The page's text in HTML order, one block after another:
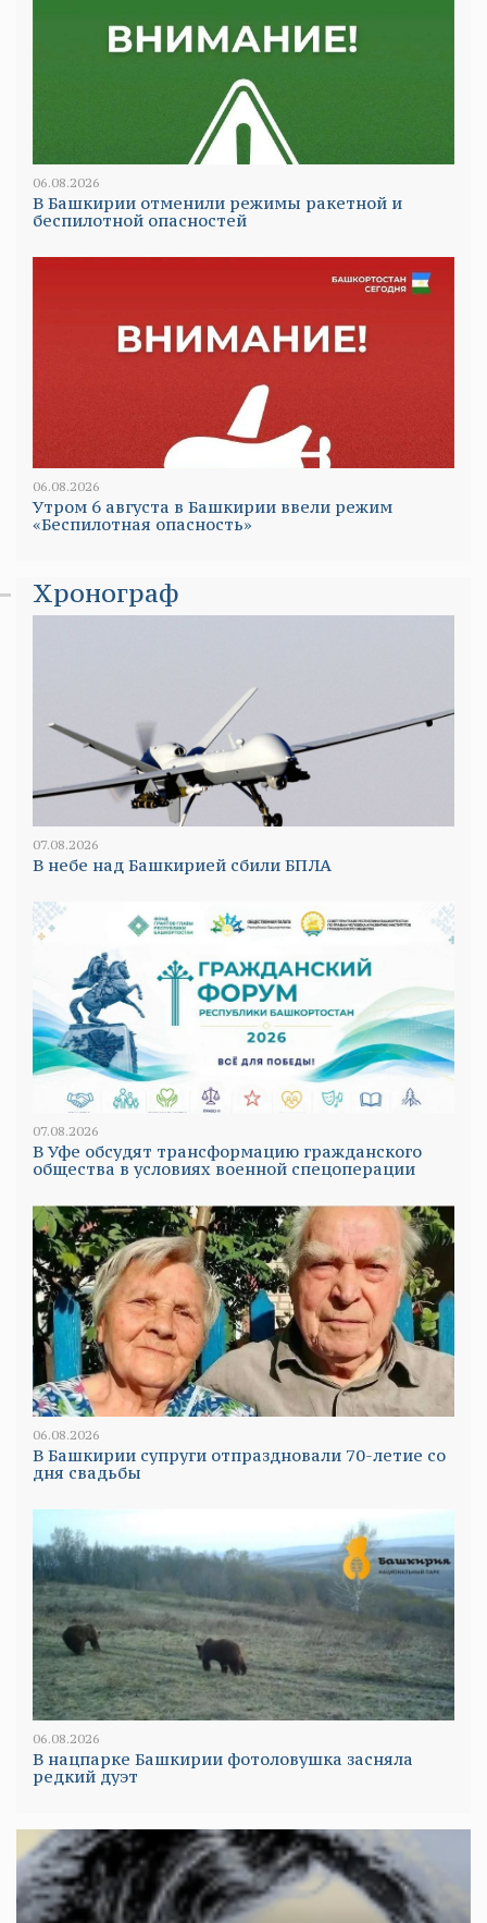
06.08.2026
В Башкирии отменили режимы ракетной и
беспилотной опасностей
06.08.2026
Утром 6 августа в Башкирии ввели режим
«Беспилотная опасность»
Хронограф
07.08.2026
В небе над Башкирией сбили БПЛА
07.08.2026
В Уфе обсудят трансформацию гражданского
общества в условиях военной спецоперации
06.08.2026
В Башкирии супруги отпраздновали 70-летие со
дня свадьбы
06.08.2026
В нацпарке Башкирии фотоловушка засняла
редкий дуэт